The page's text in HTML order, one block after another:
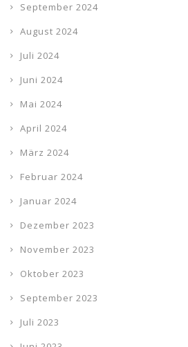
September 2024
August 2024
Juli 2024
Juni 2024
Mai 2024
April 2024
März 2024
Februar 2024
Januar 2024
Dezember 2023
November 2023
Oktober 2023
September 2023
Juli 2023